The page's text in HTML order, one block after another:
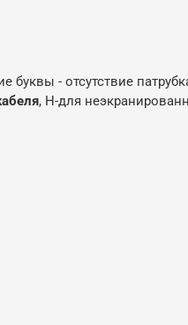
буквы - отсутствие
, Н-для